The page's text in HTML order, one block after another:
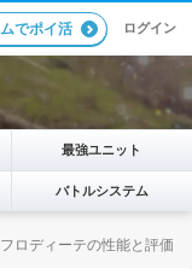
でポイ活 ログイン
最強ユニット
バトルシステム
ロディーテの性能と評価